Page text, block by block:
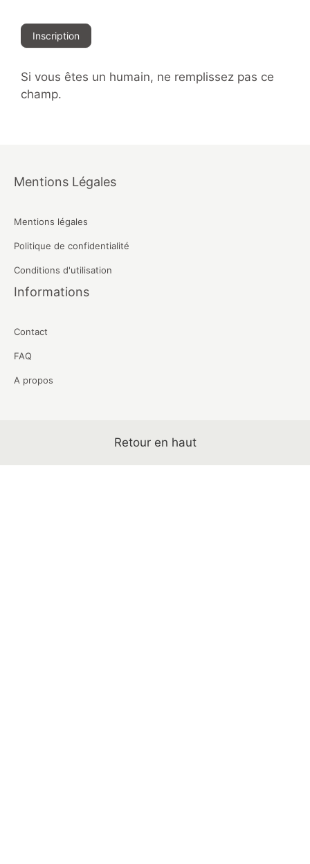
Inscription
Si vous êtes un humain, ne remplissez pas ce
champ.
Mentions Légales
Mentions légales
Politique de confidentialité
Conditions d'utilisation
Informations
Contact
FAQ
A propos
Retour en haut